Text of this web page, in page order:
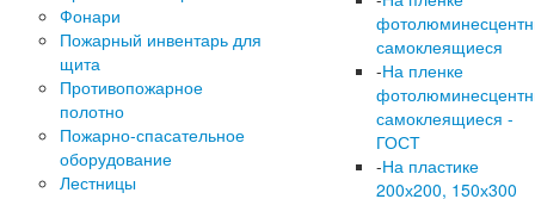
Фонари
Пожарный инвентарь для
щита
Противопожарное
полотно
Пожарно-спасательное
оборудование
Лестницы
самоклеящиеся
-На пленке
самоклеящиеся -
ГОСТ
-На пластике
200х200, 150х300